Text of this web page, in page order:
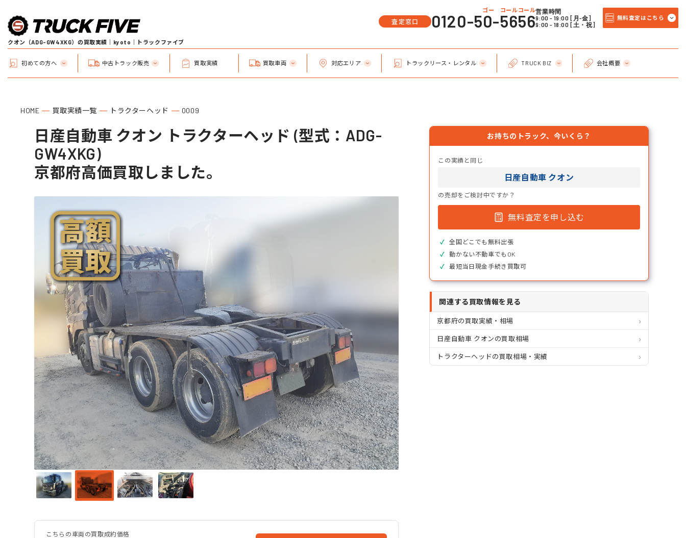
クオン（ADG-GW4XKG）の買取実績｜kyoto｜トラックファイブ
査定窓口
ゴー コールコール
0120-50-5656営業時間
9:00 - 19:00 [月-金]
9:00 - 18:00 [土・祝]
無料査定はこちら
初めての方へ 中古トラック販売 買取実績 買取車両 対応エリア トラックリース・レンタル TRUCK BIZ 会社概要
HOME 買取実績一覧 トラクターヘッド 0009
日産自動車 クオン トラクターヘッド (型式：ADG-
GW4XKG)
京都府高価買取しました。
こちらの車両の買取成約価格
お持ちのトラック、今いくら？
この実績と同じ
日産自動車 クオン
の売却をご検討中ですか？
無料査定を申し込む
全国どこでも無料出張
動かない不動車でもOK
最短当日現金手続き買取可
関連する買取情報を見る
京都府の買取実績・相場
日産自動車 クオンの買取相場
トラクターヘッドの買取相場・実績